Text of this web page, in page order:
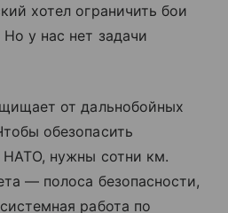
хотел ограничить бои
у нас нет задачи
от дальнобойных
обезопасить
нужны сотни км.
— полоса безопасности,
работа по